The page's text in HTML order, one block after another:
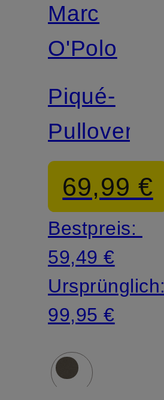
Zertifiziert
Marc
O'Polo
Piqué-
Pullover
69,99 €
Bestpreis:
59,49 €
Ursprünglich:
99,95 €